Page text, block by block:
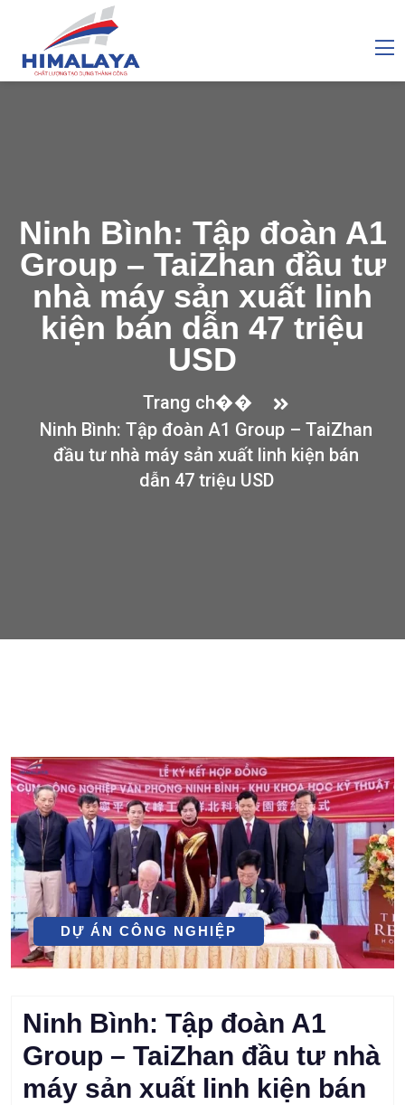
Ninh Bình: Tập đoàn A1
Group – TaiZhan đầu tư
nhà máy sản xuất linh
kiện bán dẫn 47 triệu
USD
Trang ch��
Ninh Bình: Tập đoàn A1 Group – TaiZhan
đầu tư nhà máy sản xuất linh kiện bán
dẫn 47 triệu USD
DỰ ÁN CÔNG NGHIỆP
Ninh Bình: Tập đoàn A1
Group – TaiZhan đầu tư nhà
máy sản xuất linh kiện bán